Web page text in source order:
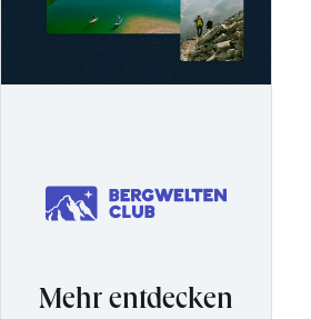
Mehr entdecken